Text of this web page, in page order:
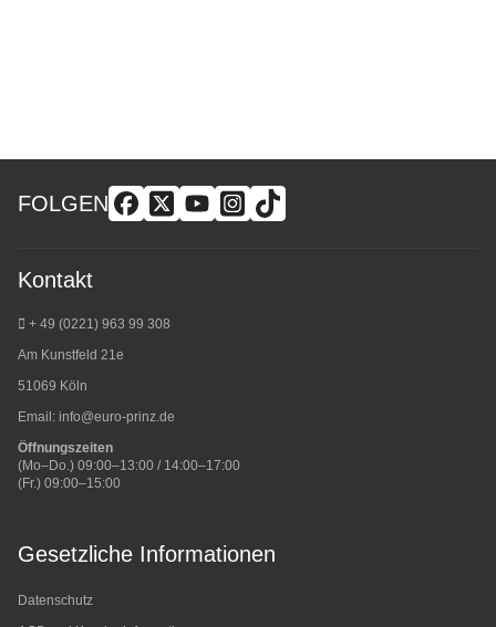
FOLGEN
Kontakt
+ 49 (0221) 963 99 308
Am Kunstfeld 21e
51069 Köln
Email: info@euro-prinz.de
Öffnungszeiten
(Mo–Do.) 09:00–13:00 / 14:00–17:00
(Fr.) 09:00–15:00
Gesetzliche Informationen
Datenschutz